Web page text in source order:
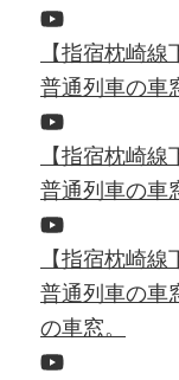
【指宿枕崎
普通列車の車
【指宿枕崎
普通列車の車
【指宿枕崎
普通列車の車
の車窓。